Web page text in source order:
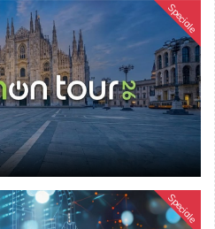
Speciale
Speciale